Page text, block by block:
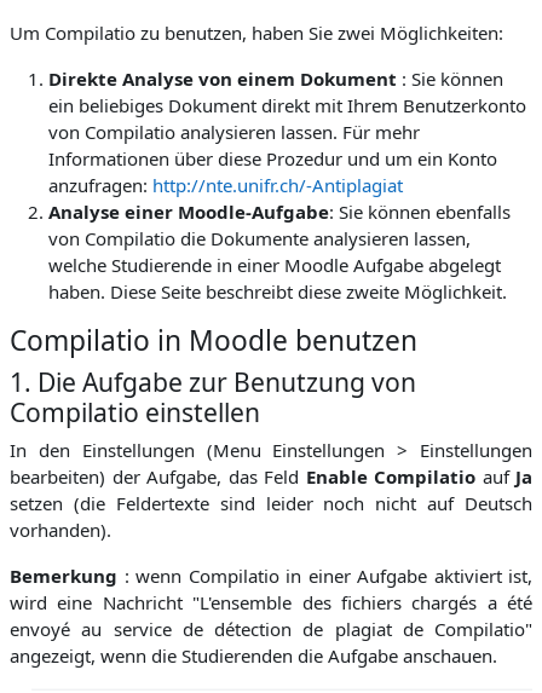
Um Compilatio zu benutzen, haben Sie zwei Möglichkeiten:
Direkte Analyse von einem Dokument : Sie können
ein beliebiges Dokument direkt mit Ihrem Benutzerkonto
von Compilatio analysieren lassen. Für mehr
Informationen über diese Prozedur und um ein Konto
anzufragen: http://nte.unifr.ch/-Antiplagiat
Analyse einer Moodle-Aufgabe: Sie können ebenfalls
von Compilatio die Dokumente analysieren lassen,
welche Studierende in einer Moodle Aufgabe abgelegt
haben. Diese Seite beschreibt diese zweite Möglichkeit.
Compilatio in Moodle benutzen
1. Die Aufgabe zur Benutzung von
Compilatio einstellen
In den Einstellungen (Menu Einstellungen > Einstellungen
bearbeiten) der Aufgabe, das Feld Enable Compilatio auf Ja
setzen (die Feldertexte sind leider noch nicht auf Deutsch
vorhanden).
Bemerkung : wenn Compilatio in einer Aufgabe aktiviert ist,
wird eine Nachricht "L'ensemble des fichiers chargés a été
envoyé au service de détection de plagiat de Compilatio"
angezeigt, wenn die Studierenden die Aufgabe anschauen.